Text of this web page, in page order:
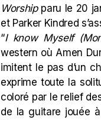
Worshipparu le 20
et Parker Kindred
“I know Myself
western où Amen
imitent le pas d’un
exprime toute la
coloré par le relief
de la guitare jouée